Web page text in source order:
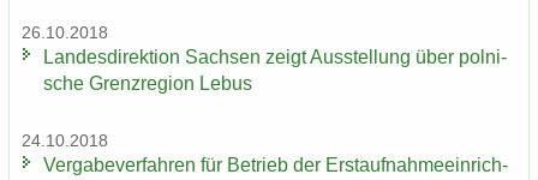
26.10.2018
Lan­des­di­rek­ti­on Sach­sen zeigt Aus­stel­lung über pol­ni­
sche Grenz­re­gi­on Lebus
24.10.2018
Ver­ga­be­ver­fah­ren für Be­trieb der Erst­auf­nah­me­ein­rich­